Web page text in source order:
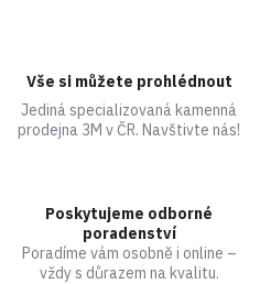
Vše si můžete prohlédnout
Jediná specializovaná kamenná
prodejna 3M v ČR. Navštivte nás!
Poskytujeme odborné
poradenství
Poradíme vám osobně i online –
vždy s důrazem na kvalitu.